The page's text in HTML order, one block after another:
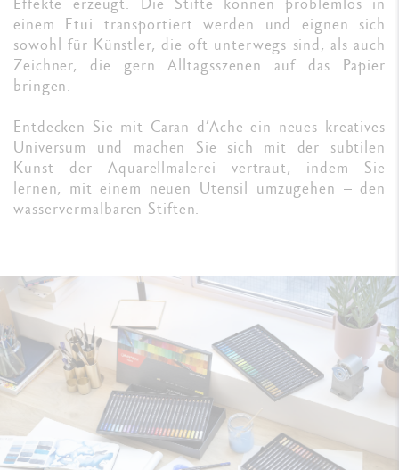
einem Etui transportiert werden und eignen sich
sowohl für Künstler, die oft unterwegs sind, als auch
Zeichner, die gern Alltagsszenen auf das Papier
bringen.
Entdecken Sie mit Caran d’Ache ein neues kreatives
Universum und machen Sie sich mit der subtilen
Kunst der Aquarellmalerei vertraut, indem Sie
lernen, mit einem neuen Utensil umzugehen – den
wasservermalbaren Stiften.